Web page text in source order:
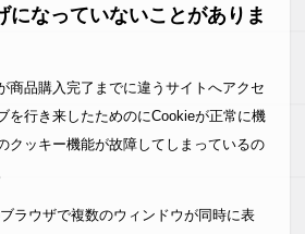
になっていないことがありま
商品購入完了までに違うサイトへアクセ
を行き来したためのにCookieが正常に機
クッキー機能が故障してしまっているの
ラウザで複数のウィンドウが同時に表